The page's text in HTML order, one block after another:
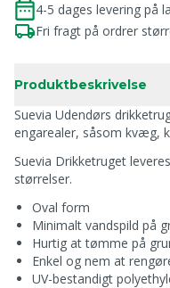
4-5 dages levering på
Fri fragt på ordrer
Produktbeskrivelse
Suevia Udendørs
engarealer, såsom kvæg,
Suevia Drikketruget
størrelser.
Oval form
Minimalt vandspild på
Hurtig at tømme på
Enkel og nem at
UV-bestandigt